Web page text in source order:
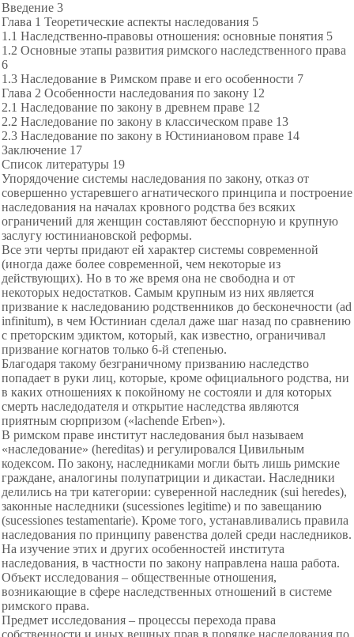
Введение 3
Глава 1 Теоретические аспекты наследования 5
1.1 Наследственно-правовы отношения: основные понятия 5
1.2 Основные этапы развития римского наследственного права
6
1.3 Наследование в Римском праве и его особенности 7
Глава 2 Особенности наследования по закону 12
2.1 Наследование по закону в древнем праве 12
2.2 Наследование по закону в классическом праве 13
2.3 Наследование по закону в Юстиниановом праве 14
Заключение 17
Список литературы 19
Упорядочение системы наследования по закону, отказ от
совершенно устаревшего агнатического принципа и построение
наследования на началах кровного родства без всяких
ограничений для женщин составляют бесспорную и крупную
заслугу юстиниановской реформы.
Все эти черты придают ей характер системы современной
(иногда даже более современной, чем некоторые из
действующих). Но в то же время она не свободна и от
некоторых недостатков. Самым крупным из них является
призвание к наследованию родственников до бесконечности (ad
infinitum), в чем Юстиниан сделал даже шаг назад по сравнению
с преторским эдиктом, который, как известно, ограничивал
призвание когнатов только 6-й степенью.
Благодаря такому безграничному призванию наследство
попадает в руки лиц, которые, кроме официального родства, ни
в каких отношениях к покойному не состояли и для которых
смерть наследодателя и открытие наследства являются
приятным сюрпризом («lachende Erben»).
В римском праве институт наследования был называем
«наследование» (hereditas) и регулировался Цивильным
кодексом. По закону, наследниками могли быть лишь римские
граждане, аналогины полупатриции и дикастаи. Наследники
делились на три категории: суверенной наследник (sui heredes),
законные наследники (sucessiones legitime) и по завещанию
(sucessiones testamentarie). Кроме того, устанавливались правила
наследования по принципу равенства долей среди наследников.
На изучение этих и других особенностей института
наследования, в частности по закону направлена наша работа.
Объект исследования – общественные отношения,
возникающие в сфере наследственных отношений в системе
римского права.
Предмет исследования – процессы перехода права
собственности и иных вещных прав в порядке наследования по